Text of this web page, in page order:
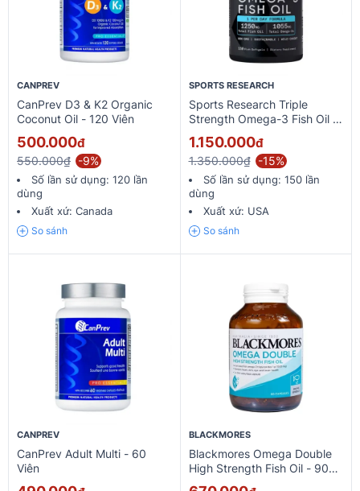
CANPREV
CanPrev D3 & K2 Organic
Coconut Oil - 120 Viên
500.000đ
550.000₫ -9%
Số lần sử dụng: 120 lần
dùng
Xuất xứ: Canada
So sánh
SPORTS RESEARCH
Sports Research Triple
Strength Omega-3 Fish Oil -
150 Viên
1.150.000đ
1.350.000₫ -15%
Số lần sử dụng: 150 lần
dùng
Xuất xứ: USA
So sánh
CANPREV
CanPrev Adult Multi - 60
Viên
BLACKMORES
Blackmores Omega Double
High Strength Fish Oil - 90
Viên